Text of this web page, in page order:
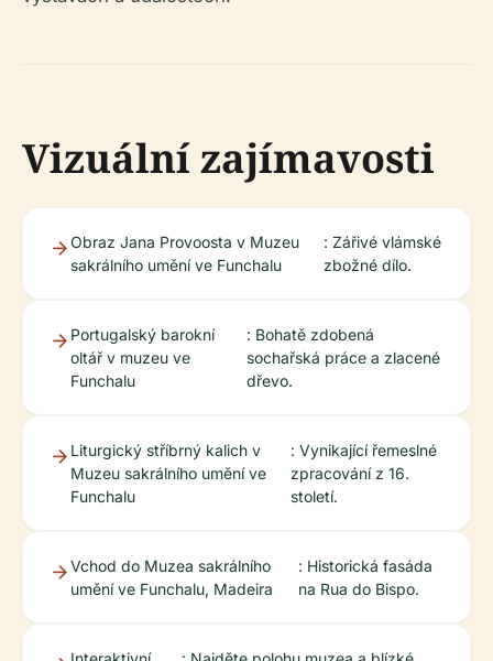
Vizuální zajímavosti
Obraz Jana Provoosta v Muzeu
sakrálního umění ve Funchalu
: Zářivé vlámské
zbožné dílo.
Portugalský barokní
oltář v muzeu ve
Funchalu
: Bohatě zdobená
sochařská práce a zlacené
dřevo.
Liturgický stříbrný kalich v
Muzeu sakrálního umění ve
Funchalu
: Vynikající řemeslné
zpracování z 16.
století.
Vchod do Muzea sakrálního
umění ve Funchalu, Madeira
: Historická fasáda
na Rua do Bispo.